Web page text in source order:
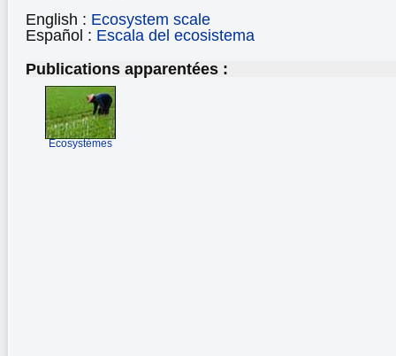
English : Ecosystem scale
Español : Escala del ecosistema
Publications apparentées :
Ecosystèmes